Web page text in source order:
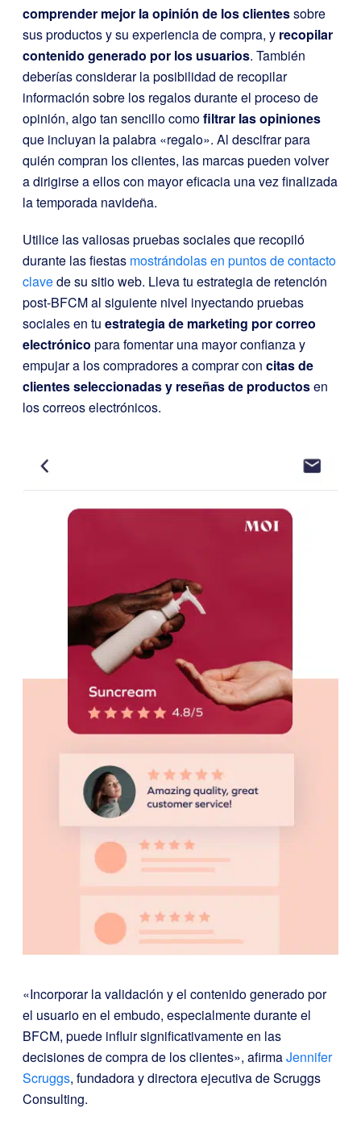
comprender mejor la opinión de los clientessobre
sus productos y su experiencia de compra, y recopilar
contenido generado por los usuarios. También
deberías considerar la posibilidad de recopilar
información sobre los regalos durante el proceso de
opinión, algo tan sencillo comofiltrar las opiniones
que incluyan la palabra «regalo». Al descifrar para
quién compran los clientes, las marcas pueden volver
a dirigirse a ellos con mayor eficacia una vez finalizada
la temporada navideña.
Utilice las valiosas pruebas sociales que recopiló
durante las fiestas mostrándolas en puntos de contacto
clavede su sitio web. Lleva tu estrategia de retención
post-BFCM al siguiente nivel inyectando pruebas
sociales en tu estrategia de marketing por correo
electrónico para fomentar una mayor confianza y
empujar a los compradores a comprar con citas de
clientes seleccionadas y reseñas de productosen
los correos electrónicos.
«Incorporar la validación y el contenido generado por
el usuario en el embudo, especialmente durante el
BFCM, puede influir significativamente en las
decisiones de compra de los clientes», afirmaJennifer
Scruggs, fundadora y directora ejecutiva de Scruggs
Consulting.